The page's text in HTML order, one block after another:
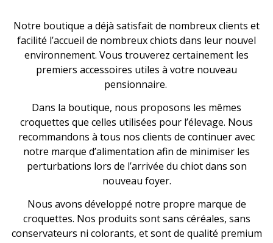
Notre boutique a déjà satisfait de nombreux clients et
facilité l’accueil de nombreux chiots dans leur nouvel
environnement. Vous trouverez certainement les
premiers accessoires utiles à votre nouveau
pensionnaire.
Dans la boutique, nous proposons les mêmes
croquettes que celles utilisées pour l’élevage. Nous
recommandons à tous nos clients de continuer avec
notre marque d’alimentation afin de minimiser les
perturbations lors de l’arrivée du chiot dans son
nouveau foyer.
Nous avons développé notre propre marque de
croquettes. Nos produits sont sans céréales, sans
conservateurs ni colorants, et sont de qualité premium